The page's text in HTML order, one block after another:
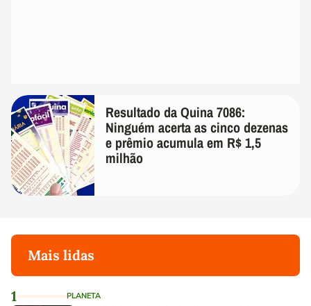
Resultado da Quina 7086:
Ninguém acerta as cinco dezenas
e prêmio acumula em R$ 1,5
milhão
Mais lidas
1 PLANETA